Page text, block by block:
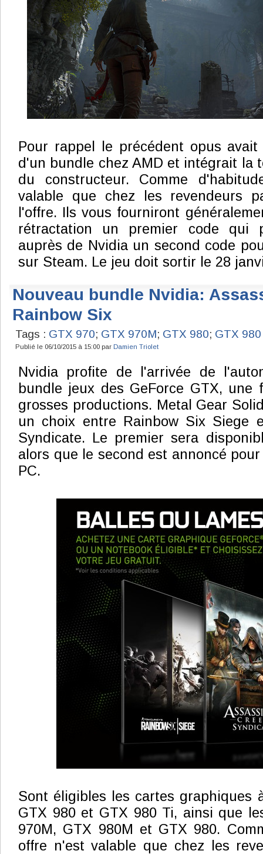
Pour rappel le précédent opus
d'un bundle chez AMD et intégrait la
du constructeur. Comme
valable que chez les revendeurs
l'offre. Ils vous fourniront
rétractation un premier code qui
auprès de Nvidia un second code
sur Steam. Le jeu doit sortir le 28
Nouveau bundle Nvidia:
Rainbow Six
Tags : GTX 970; GTX 970M; GTX 980; GTX
Publié le 06/10/2015 à 15:00 par Damien Triolet
Nvidia profite de l'arrivée de
bundle jeux des GeForce GTX, une
grosses productions. Metal Gear
un choix entre Rainbow Six Siege
Syndicate. Le premier sera
alors que le second est annoncé
PC.
Sont éligibles les cartes graphiques
GTX 980 et GTX 980 Ti, ainsi que
970M, GTX 980M et GTX 980.
offre n'est valable que chez les